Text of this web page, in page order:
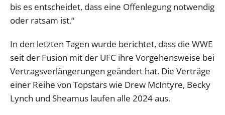
bis es entscheidet, dass eine Offenlegung notwendig
oder ratsam ist.“
In den letzten Tagen wurde berichtet, dass die WWE
seit der Fusion mit der UFC ihre Vorgehensweise bei
Vertragsverlängerungen geändert hat. Die Verträge
einer Reihe von Topstars wie Drew McIntyre, Becky
Lynch und Sheamus laufen alle 2024 aus.